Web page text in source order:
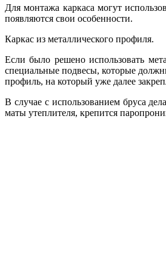
Для монтажа каркаса могут
появляются свои особенности.
Каркас из металлического профиля.
Если было решено использовать
специальные подвесы, которые
профиль, на который уже далее
В случае с использованием бруса
маты утеплителя, крепится